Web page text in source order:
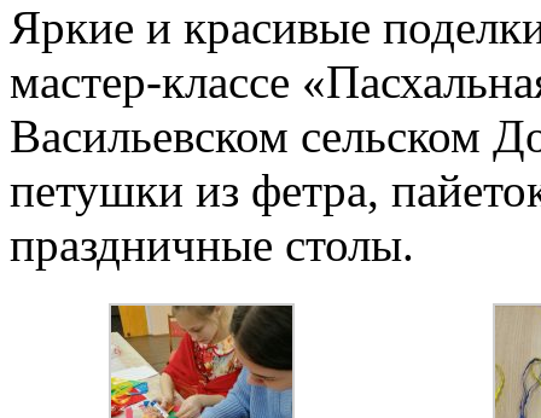
Яркие и красивые
мастер-классе
Васильевском сельском
петушки из фетра,
праздничные столы.